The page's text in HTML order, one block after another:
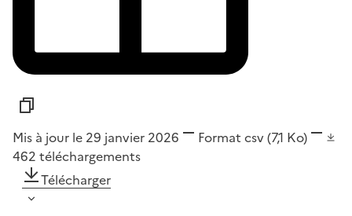
Mis à jour le 29 janvier 2026 Format csv(7,1 Ko)
462 téléchargements
Télécharger